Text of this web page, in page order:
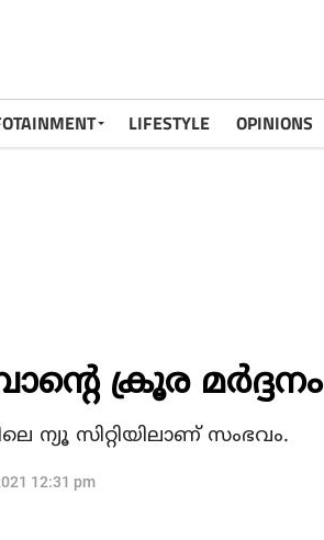
LIFESTYLE OPINIONS
ക്രൂര മര്‍ദ്ദനം
ന്യൂ സിറ്റിയിലാണ് സംഭവം.
12:31 pm